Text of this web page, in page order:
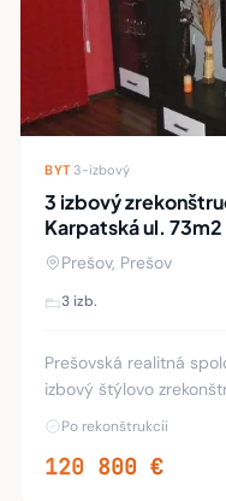
BYT·3-izbový
3 izbový
Karpatská ul. 73m2
Prešov, Prešov
3 izb.
Prešovská realitná
izbový štýlovo
Karpatská (sídl.
Po rekonštrukcii
120 800 €